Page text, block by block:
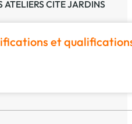
CITE JARDINS
et